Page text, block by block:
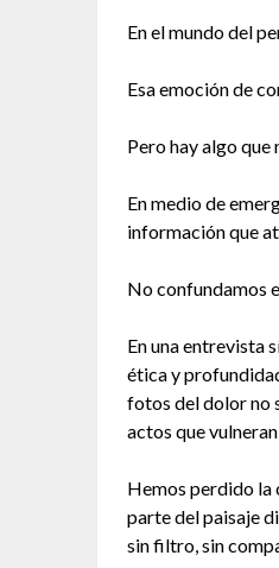
En el mundo del
Esa emoción de
Pero hay algo
En medio de
información que
No confundamos
En una entrevista
ética y
fotos del dolor no
actos que
Hemos perdido la
parte del paisaje
sin filtro, sin